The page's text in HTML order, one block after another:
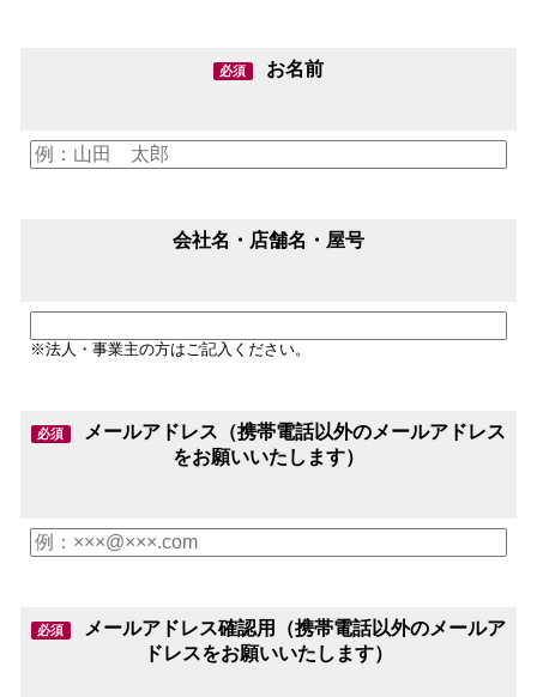
必須 お名前
会社名・店舗名・屋号
※法人・事業主の方はご記入ください。
必須
メールアドレス（携帯電話以外のメールアドレス
をお願いいたします）
必須
メールアドレス確認用（携帯電話以外のメールア
ドレスをお願いいたします）